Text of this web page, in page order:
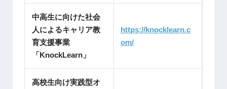
中高生に向けた社会
人によるキャリア教
育支援事業
「KnockLearn」
https://knocklearn.c
om/
高校生向け実践型オ